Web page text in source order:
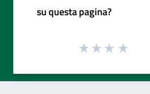
su questa pagina?